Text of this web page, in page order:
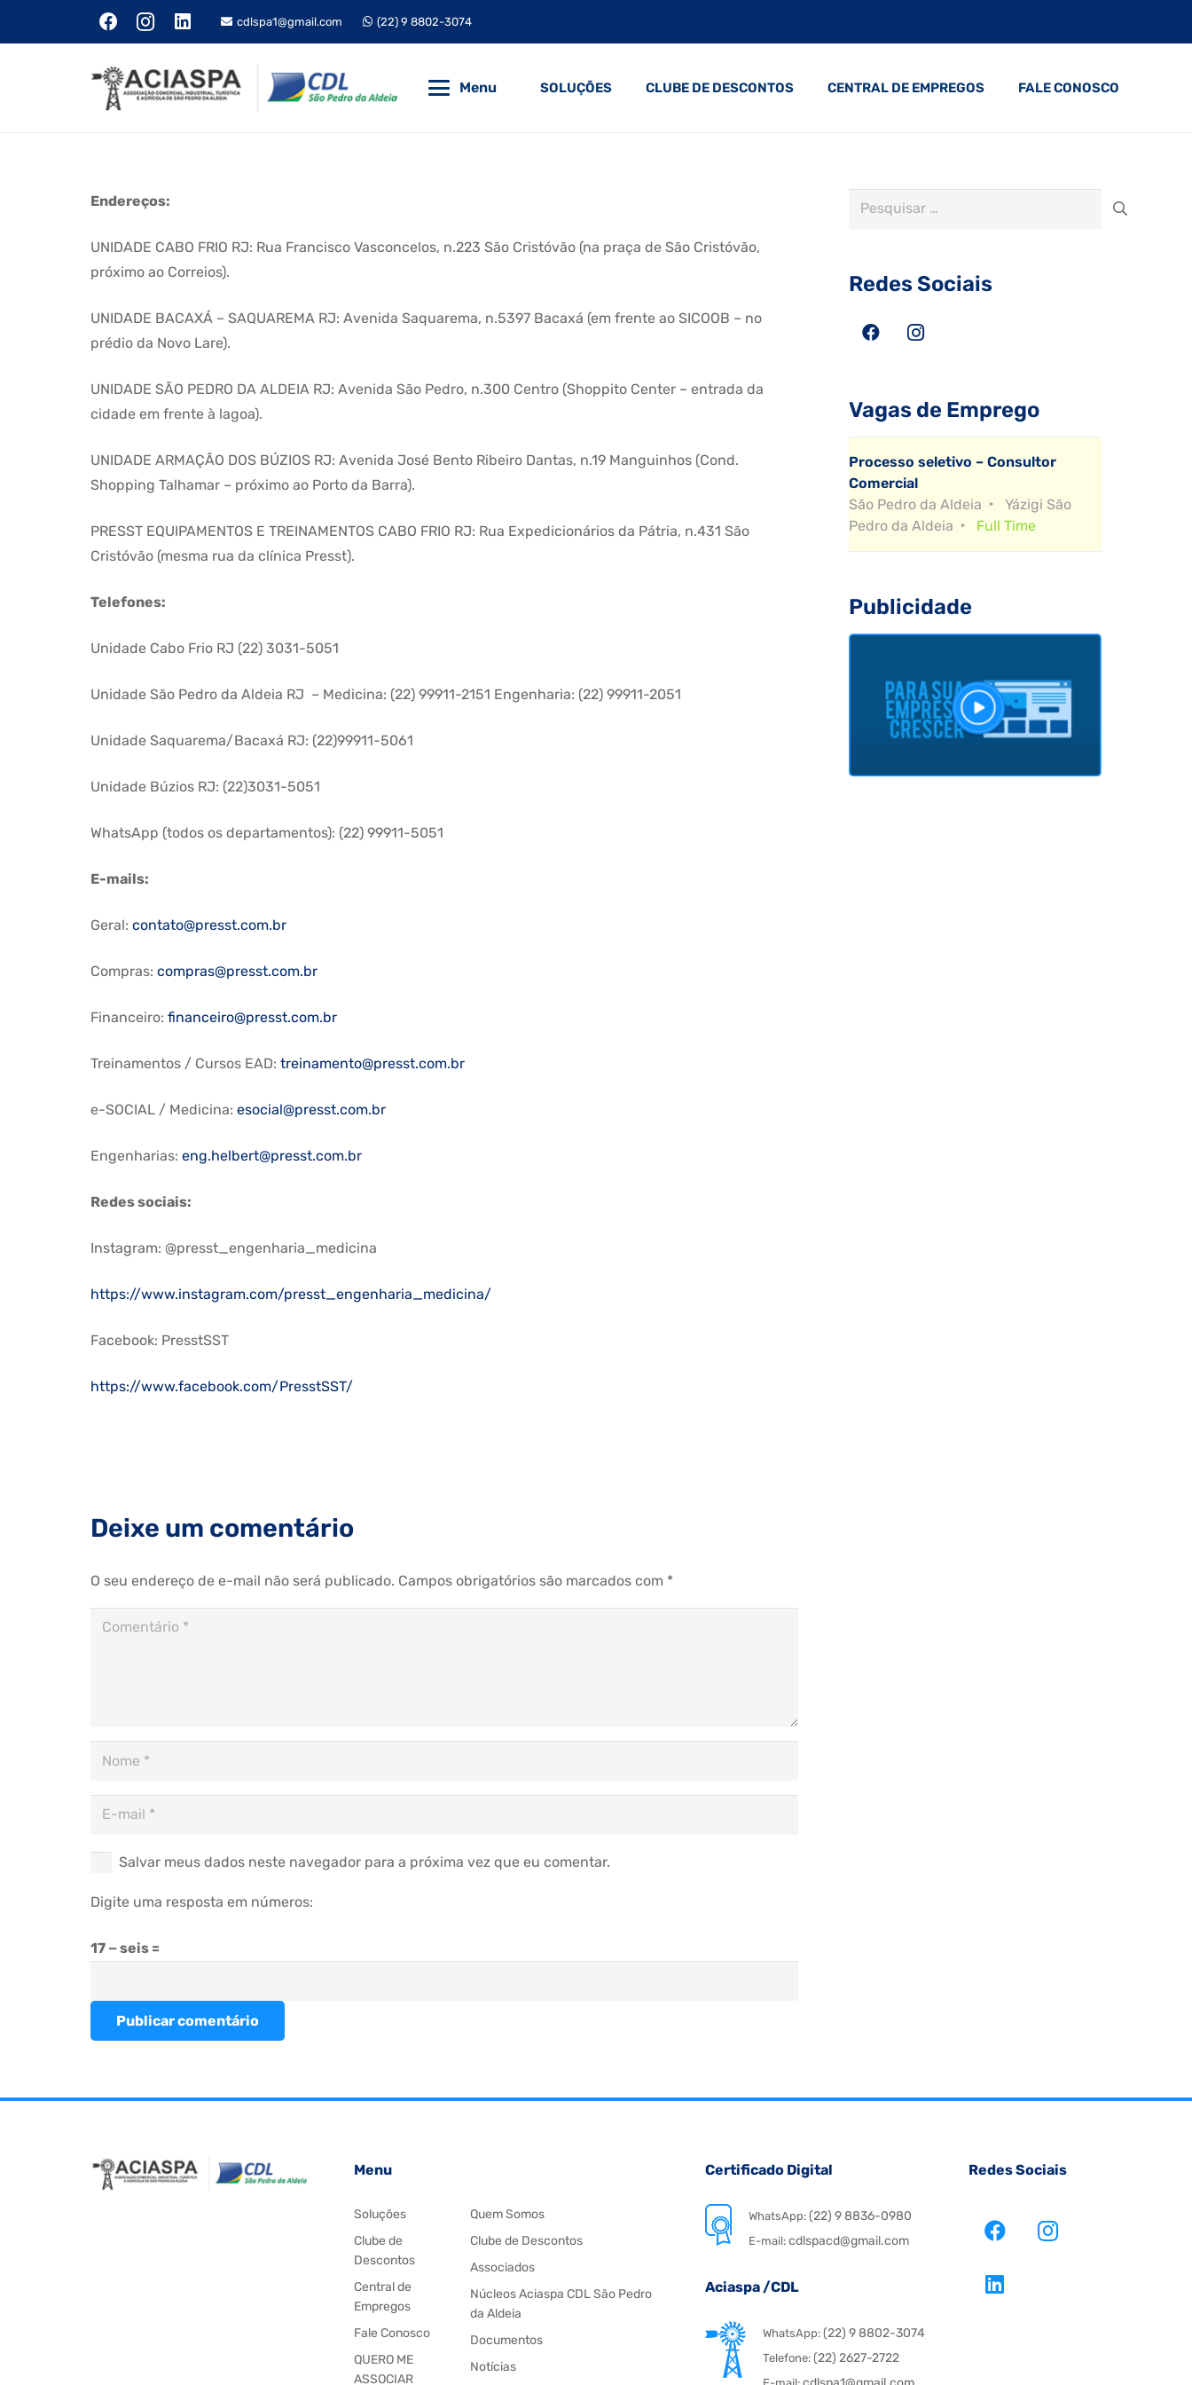
cdlspa1@gmail.com (22) 9 8802-3074
Menu SOLUÇÕES CLUBE DE DESCONTOS CENTRAL DE EMPREGOS FALE CONOSCO
Endereços:
UNIDADE CABO FRIO RJ: Rua Francisco Vasconcelos, n.223 São Cristóvão (na praça de São Cristóvão,
próximo ao Correios).
UNIDADE BACAXÁ – SAQUAREMA RJ: Avenida Saquarema, n.5397 Bacaxá (em frente ao SICOOB – no
prédio da Novo Lare).
UNIDADE SÃO PEDRO DA ALDEIA RJ: Avenida São Pedro, n.300 Centro (Shoppito Center – entrada da
cidade em frente à lagoa).
UNIDADE ARMAÇÃO DOS BÚZIOS RJ: Avenida José Bento Ribeiro Dantas, n.19 Manguinhos (Cond.
Shopping Talhamar – próximo ao Porto da Barra).
PRESST EQUIPAMENTOS E TREINAMENTOS CABO FRIO RJ: Rua Expedicionários da Pátria, n.431 São
Cristóvão (mesma rua da clínica Presst).
Telefones:
Unidade Cabo Frio RJ (22) 3031-5051
Unidade São Pedro da Aldeia RJ – Medicina: (22) 99911-2151 Engenharia: (22) 99911-2051
Unidade Saquarema/Bacaxá RJ: (22)99911-5061
Unidade Búzios RJ: (22)3031-5051
WhatsApp (todos os departamentos): (22) 99911-5051
E-mails:
Geral: contato@presst.com.br
Compras: compras@presst.com.br
Financeiro: financeiro@presst.com.br
Treinamentos / Cursos EAD: treinamento@presst.com.br
e-SOCIAL / Medicina: esocial@presst.com.br
Engenharias: eng.helbert@presst.com.br
Redes sociais:
Instagram: @presst_engenharia_medicina
https://www.instagram.com/presst_engenharia_medicina/
Facebook: PresstSST
https://www.facebook.com/PresstSST/
Deixe um comentário
O seu endereço de e-mail não será publicado. Campos obrigatórios são marcados com *
Salvar meus dados neste navegador para a próxima vez que eu comentar.
Digite uma resposta em números:
17 − seis =
Publicar comentário
Pesquisar
Redes Sociais
Vagas de Emprego
Processo seletivo – Consultor
Comercial
São Pedro da Aldeia
Yázigi São
Pedro da Aldeia
Full Time
Publicidade
Menu
Soluções
Clube de
Descontos
Central de
Empregos
Fale Conosco
QUERO ME
ASSOCIAR
Quem Somos
Clube de Descontos
Associados
Núcleos Aciaspa CDL São Pedro
da Aldeia
Documentos
Notícias
Certificado Digital
WhatsApp:(22) 9 8836-0980
E-mail: cdlspacd@gmail.com
Aciaspa /CDL
WhatsApp:(22) 9 8802-3074
Telefone:(22) 2627-2722
Redes Sociais